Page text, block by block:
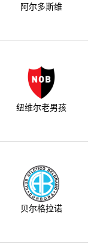
阿尔多斯维
纽维尔老男孩
贝尔格拉诺